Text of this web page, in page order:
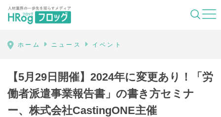
HRog | 人材業界の一歩先を照らすメディ
ホーム ニュース イベント
【5月29日開催】2024年に変更あり！「労
働者派遣事業報告書」の書き方セミナ
ー、株式会社CastingONE主催